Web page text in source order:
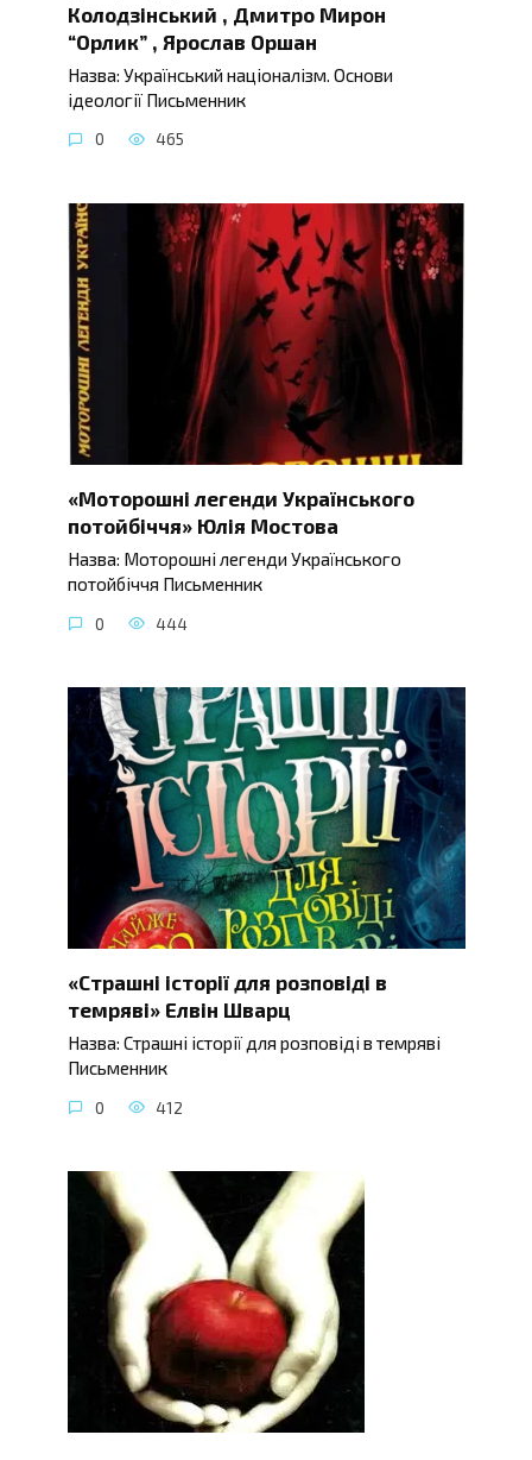
Колодзінський , Дмитро Мирон
“Орлик” , Ярослав Оршан
Назва: Український націоналізм. Основи
ідеології Письменник
0 465
«Моторошні легенди Українського
потойбіччя» Юлія Мостова
Назва: Моторошні легенди Українського
потойбіччя Письменник
0 444
«Страшні історії для розповіді в
темряві» Елвін Шварц
Назва: Страшні історії для розповіді в темряві
Письменник
0 412